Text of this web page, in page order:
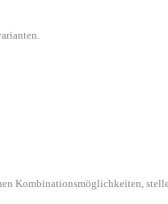
Kombinationsmöglichkeiten,